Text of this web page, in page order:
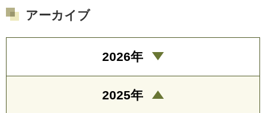
アーカイブ
2026年
2025年